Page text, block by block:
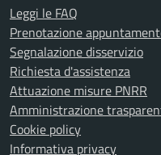
Leggi le FAQ
Prenotazione
Segnalazione disservizio
Richiesta d'assistenza
Attuazione misure PNRR
Amministrazione
Cookie policy
Informativa privacy